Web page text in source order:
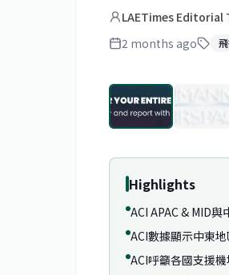
LAETimes Editorial
2 months ago
Highlights
ACI APAC & MID
ACI數據顯示中東
ACI呼籲各國支援